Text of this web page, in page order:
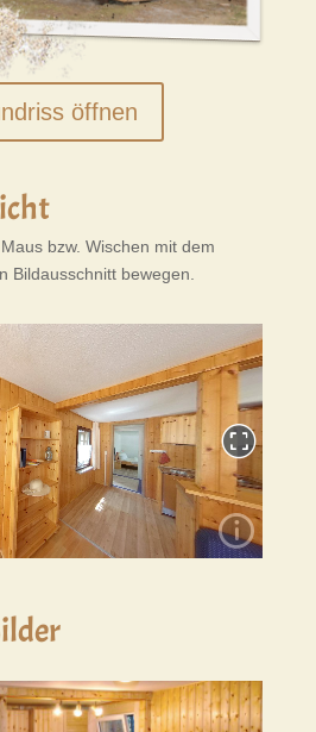
öffnen
bzw. Wischen mit dem
Bildausschnitt bewegen.